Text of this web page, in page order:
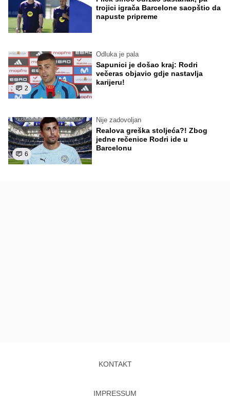
trojici igrača Barcelone saopštio da
napuste pripreme
2
Odluka je pala
Sapunici je došao kraj: Rodri
večeras objavio gdje nastavlja
karijeru!
6
Nije zadovoljan
Realova greška stoljeća?! Zbog
jedne rečenice Rodri ide u
Barcelonu
KONTAKT
IMPRESSUM